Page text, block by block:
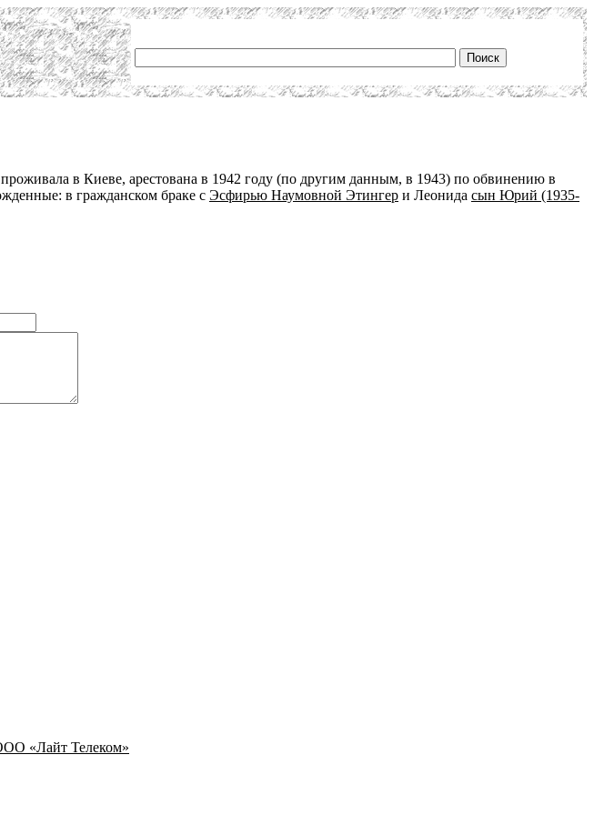
в Киеве, арестована в 1942 году (по другим данным, в 1943) по обвинению в
в гражданском браке с Эсфирью Наумовной Этингер и Леонида сын Юрий (1935-
«Лайт Телеком»